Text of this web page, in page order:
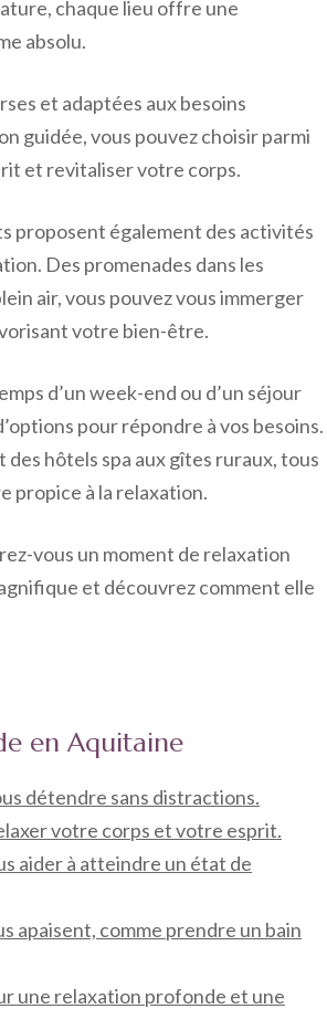
chaque lieu offre une
absolu.
et adaptées aux besoins
guidée, vous pouvez choisir parmi
et revitaliser votre corps.
proposent également des activités
Des promenades dans les
air, vous pouvez vous immerger
votre bien-être.
d’un week-end ou d’un séjour
pour répondre à vos besoins.
hôtels spa aux gîtes ruraux, tous
propice à la relaxation.
vous un moment de relaxation
et découvrez comment elle
en Aquitaine
détendre sans distractions.
votre corps et votre esprit.
aider à atteindre un état de
apaisent, comme prendre un bain
une relaxation profonde et une